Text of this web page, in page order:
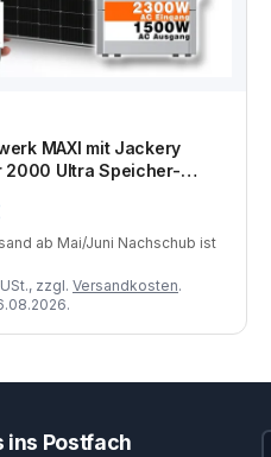
MAXI mit Jackery
2000 Ultra Speicher-
ab Mai/Juni Nachschub ist
zzgl. Versandkosten.
ins Postfach